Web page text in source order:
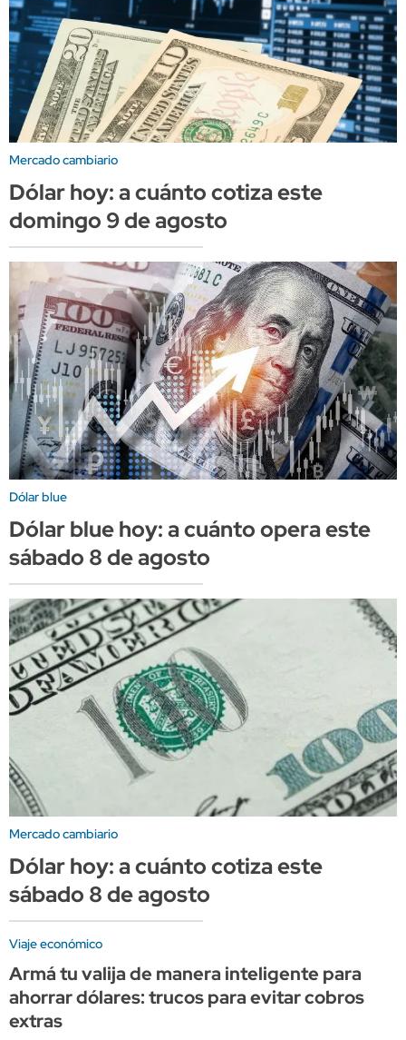
Mercado cambiario
Dólar hoy: a cuánto cotiza este
domingo 9 de agosto
Dólar blue
Dólar blue hoy: a cuánto opera este
sábado 8 de agosto
Mercado cambiario
Dólar hoy: a cuánto cotiza este
sábado 8 de agosto
Viaje económico
Armá tu valija de manera inteligente para
ahorrar dólares: trucos para evitar cobros
extras